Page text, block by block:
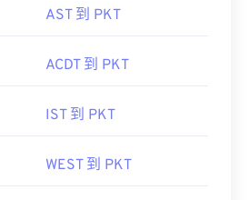
AST 到 PKT
ACDT 到 PKT
IST 到 PKT
WEST 到 PKT